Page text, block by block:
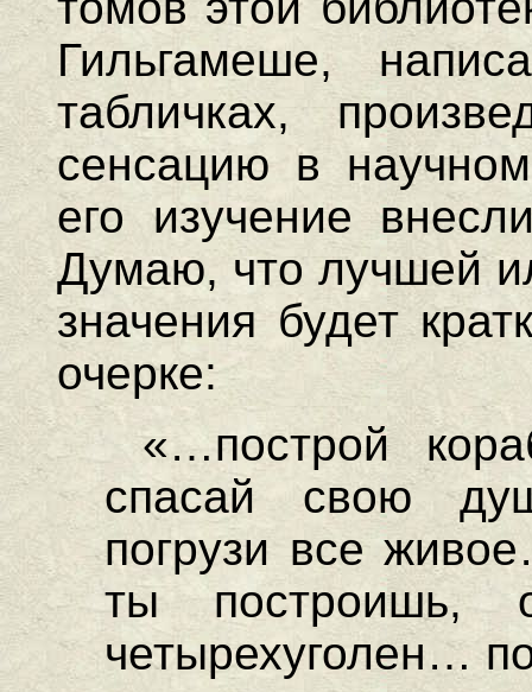
Гильгамеше,
табличках,
сенсацию в
его изучение
Думаю, что лучшей
значения будет
очерке:
«…построй
спасай свою
погрузи все
ты построишь,
четырехуголен…